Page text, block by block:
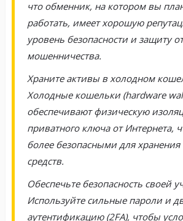
что обменник, на котором вы
работать, имеет хорошую
уровень безопасности и защиту от
мошенничества.
Храните активы в холодном
Холодные кошельки (hardware
обеспечивают физическую
приватного ключа от Интернета,
более безопасными для
средств.
Обеспечьте безопасность своей
Используйте сильные пароли и
аутентификацию (2FA), чтобы